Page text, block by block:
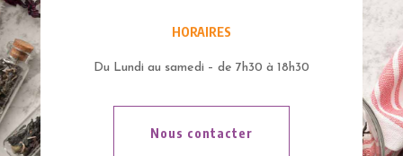
HORAIRES
Du Lundi au samedi – de 7h30 à 18h30
Nous contacter